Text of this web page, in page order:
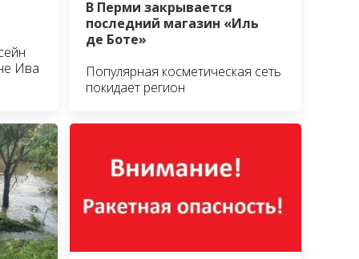
Ива
В Перми закрывается
последний магазин «Иль
де Боте»
Популярная косметическая сеть
покидает регион